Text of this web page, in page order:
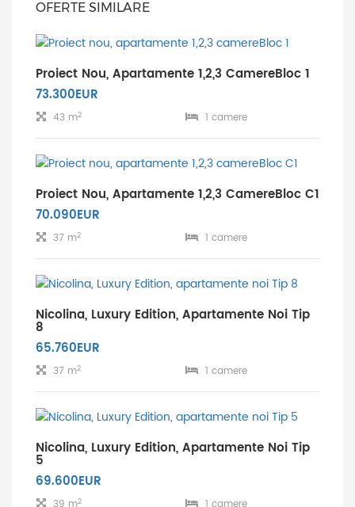
OFERTE SIMILARE
Proiect Nou, Apartamente 1,2,3 CamereBloc 1
73.300EUR
43 m2 1 camere
Proiect Nou, Apartamente 1,2,3 CamereBloc C1
70.090EUR
37 m2 1 camere
Nicolina, Luxury Edition, Apartamente Noi Tip
8
65.760EUR
37 m2 1 camere
Nicolina, Luxury Edition, Apartamente Noi Tip
5
69.600EUR
2